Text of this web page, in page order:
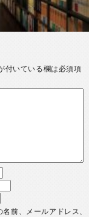
付いている欄は必須項
前、メールアドレス、